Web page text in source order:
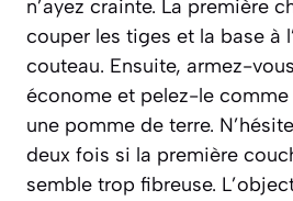
n’ayez crainte. La première
couper les tiges et la base à
couteau. Ensuite, armez-
économe et pelez-le
une pomme de terre.
deux fois si la première
semble trop fibreuse.